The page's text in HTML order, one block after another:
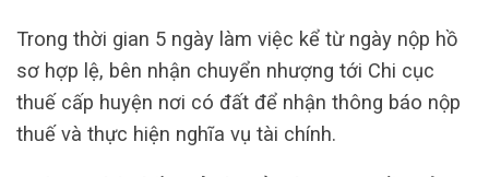
Trong thời gian 5 ngày làm việc kể từ ngày nộp hồ
sơ hợp lệ, bên nhận chuyển nhượng tới Chi cục
thuế cấp huyện nơi có đất để nhận thông báo nộp
thuế và thực hiện nghĩa vụ tài chính.